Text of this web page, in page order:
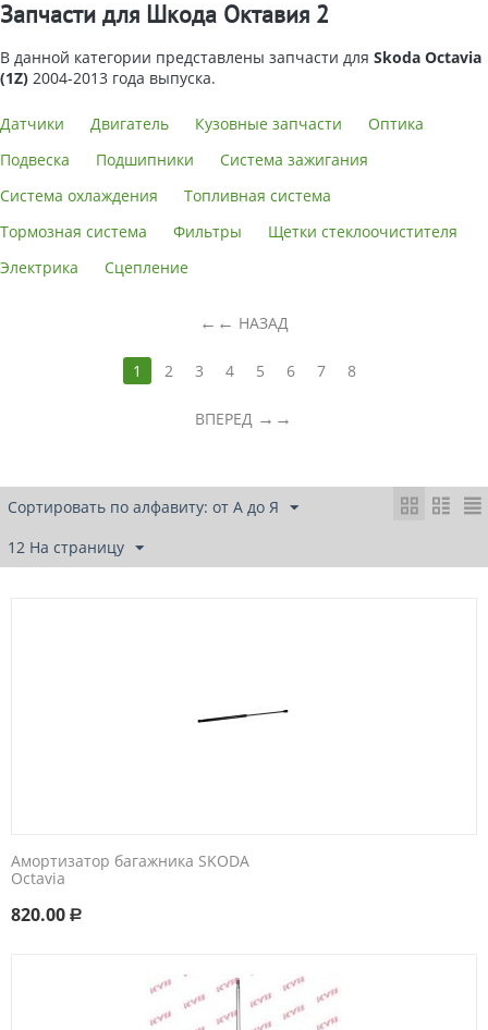
Запчасти для Шкода Октавия 2
В данной категории представлены запчасти для Skoda Octavia
(1Z) 2004-2013 года выпуска.
Датчики Двигатель Кузовные запчасти
Оптика
Подвеска
Подшипники
Система зажигания
Система охлаждения
Топливная система
Тормозная система
Фильтры
Щетки стеклоочистителя
Электрика
Сцепление
← НАЗАД
1 2 3 4 5 6 7 8
ВПЕРЕД →
Сортировать по алфавиту: от А до Я
12 На страницу
Амортизатор багажника SKODA
Octavia
820.00 Р